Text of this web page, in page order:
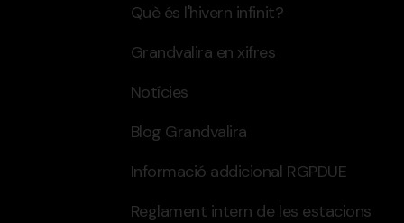
Què és l'hivern infinit?
Grandvalira en xifres
Notícies
Blog Grandvalira
Informació addicional RGPDUE
Reglament intern de les estacions